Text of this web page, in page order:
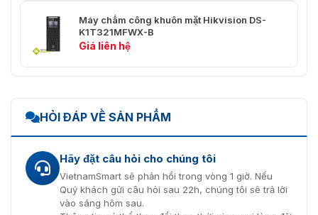
Máy chấm công khuôn mặt Hikvision DS-
K1T321MFWX-B
Giá liên hệ
HỎI ĐÁP VỀ SẢN PHẨM
Hãy đặt câu hỏi cho chúng tôi
VietnamSmart sẽ phản hồi trong vòng 1 giờ. Nếu
Quý khách gửi câu hỏi sau 22h, chúng tôi sẽ trả lời
vào sáng hôm sau.